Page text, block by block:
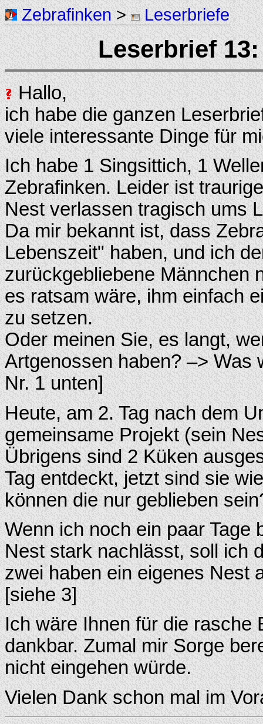
Zebrafinken > Leserbriefe
Leserbrief
Hallo,
ich habe die ganzen
viele interessante Dinge für
Ich habe 1 Singsittich, 1
Zebrafinken. Leider ist
Nest verlassen tragisch ums
Da mir bekannt ist, dass
Lebenszeit" haben, und ich
zurückgebliebene Männchen
es ratsam wäre, ihm einfach
zu setzen.
Oder meinen Sie, es langt,
Artgenossen haben? –> Was
Nr. 1 unten]
Heute, am 2. Tag nach dem
gemeinsame Projekt (sein
Übrigens sind 2 Küken
Tag entdeckt, jetzt sind sie
können die nur geblieben
Wenn ich noch ein paar
Nest stark nachlässt, soll ich
zwei haben ein eigenes Nest
[siehe 3]
Ich wäre Ihnen für die rasche
dankbar. Zumal mir Sorge
nicht eingehen würde.
Vielen Dank schon mal im